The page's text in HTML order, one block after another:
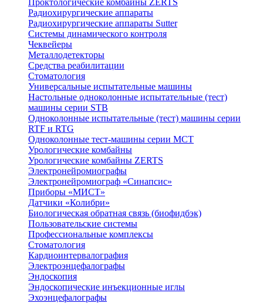
Проктологические комбайны ZERTS
Радиохирургические аппараты
Радиохирургические аппараты Sutter
Системы динамического контроля
Чеквейеры
Металлодетекторы
Средства реабилитации
Стоматология
Универсальные испытательные машины
Настольные одноколонные испытательные (тест)
машины серии STB
Одноколонные испытательные (тест) машины серии
RTF и RTG
Одноколонные тест-машины серии MCT
Урологические комбайны
Урологические комбайны ZERTS
Электронейромиографы
Электронейромиограф «Синапсис»
Приборы «МИСТ»
Датчики «Колибри»
Биологическая обратная связь (биофидбэк)
Пользовательские системы
Профессиональные комплексы
Стоматология
Кардиоинтервалография
Электроэнцефалографы
Эндоскопия
Эндоскопические инъекционные иглы
Эхоэнцефалографы